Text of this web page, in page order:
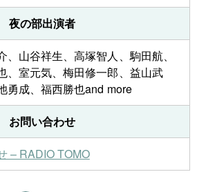
夜の部出演者
山谷祥生、高塚智人、駒田航、
、室元気、梅田修一郎、益山武
勇成、福西勝也and more
お問い合わせ
– RADIO TOMO